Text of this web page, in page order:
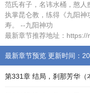
范氏有子，名讳水桶，憨人
执掌昆仑教，练得《九阳神
寿。 --九阳神功
最新章节推荐地址：
最新章节预览 更新时间：
第331章 结局，刹那芳华（